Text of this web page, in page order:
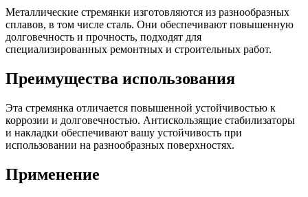
Металлические стремянки изготовляются из разнообразных
сплавов, в том числе сталь. Они обеспечивают повышенную
долговечность и прочность, подходят для
специализированных ремонтных и строительных работ.
Преимущества использования
Эта стремянка отличается повышенной устойчивостью к
коррозии и долговечностью. Антискользящие стабилизаторы
и накладки обеспечивают вашу устойчивость при
использовании на разнообразных поверхностях.
Применение